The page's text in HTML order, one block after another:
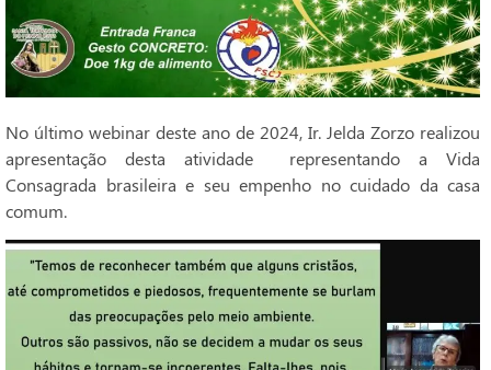
No último webinar deste ano de 2024, Ir. Jelda Zorzo realizou
apresentação desta atividade representando a Vida
Consagrada brasileira e seu empenho no cuidado da casa
comum.